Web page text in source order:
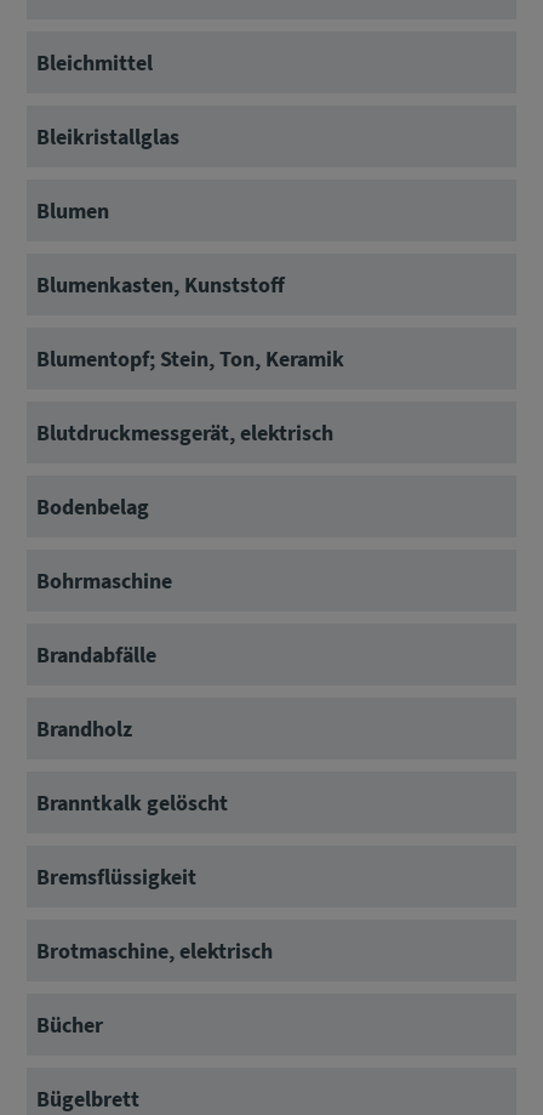
Bleichmittel
Bleikristallglas
Blumen
Blumenkasten, Kunststoff
Blumentopf; Stein, Ton, Keramik
Blutdruckmessgerät, elektrisch
Bodenbelag
Bohrmaschine
Brandabfälle
Brandholz
Branntkalk gelöscht
Bremsflüssigkeit
Brotmaschine, elektrisch
Bücher
Bügelbrett